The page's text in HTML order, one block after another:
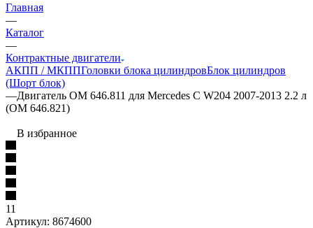
Главная
—
Каталог
—
Контрактные двигатели
АКПП / МКППГоловки блока цилиндровБлок цилиндров
(Шорт блок)
—Двигатель OM 646.811 для Mercedes C W204 2007-2013 2.2 л
(OM 646.821)
В избранное
11
Артикул: 8674600